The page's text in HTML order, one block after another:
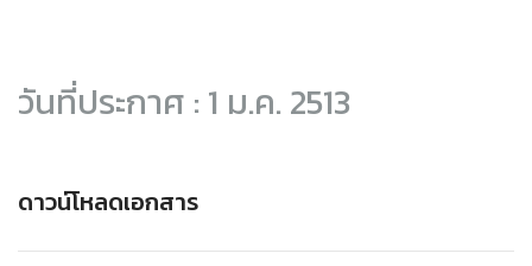
วันที่ประกาศ : 1 ม.ค. 2513
ดาวน์โหลดเอกสาร